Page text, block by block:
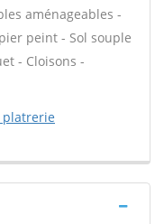
aménageables -
peint - Sol souple
- Cloisons -
platrerie